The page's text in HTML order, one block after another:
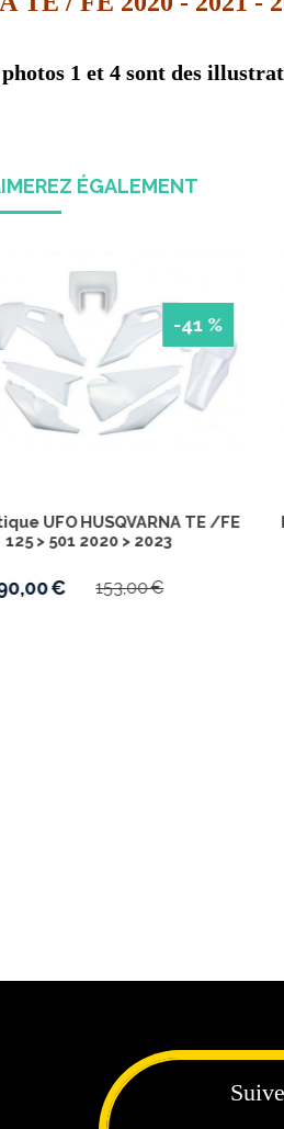
1 et 4 sont des
ÉGALEMENT
Kit plastique UFO HUSQVARNA FC
125 >450 2019 > 2022
89,90€ 152,00